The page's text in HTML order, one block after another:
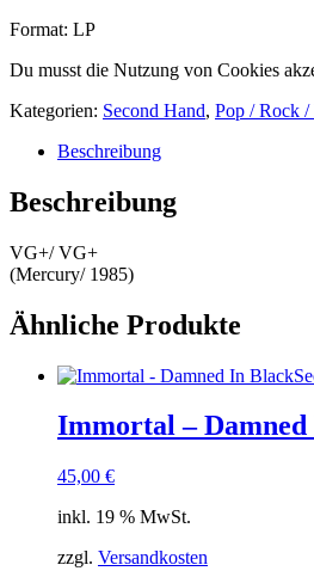
Format: LP
Du musst die Nutzung von Cookies
Kategorien: Second Hand, Pop / Rock
Beschreibung
Beschreibung
VG+/ VG+
(Mercury/ 1985)
Ähnliche Produkte
Immortal –
45,00 €
inkl. 19 % MwSt.
zzgl. Versandkosten